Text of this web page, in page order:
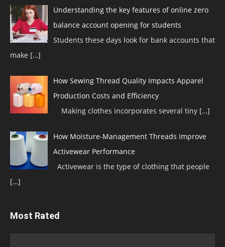
Understanding the key features of online zero
balance account opening for students
Students these days look for bank accounts that
make […]
How Sewing Thread Quality Impacts Apparel
Production Costs and Efficiency
Making clothes incorporates several tiny […]
How Moisture-Management Threads Improve
Activewear Performance
Activewear is the type of clothing that people
[…]
Most Rated